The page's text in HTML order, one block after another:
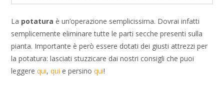
La potatura è un’operazione semplicissima. Dovrai infatti
semplicemente eliminare tutte le parti secche presenti sulla
pianta. Importante è però essere dotati dei giusti attrezzi per
la potatura: lasciati stuzzicare dai nostri consigli che puoi
leggerequi,qui e persinoqui!